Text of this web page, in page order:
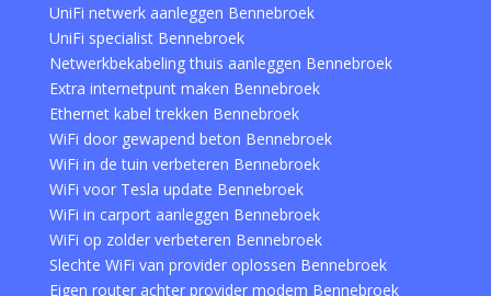
UniFi netwerk aanleggen Bennebroek
UniFi specialist Bennebroek
Netwerkbekabeling thuis aanleggen Bennebroek
Extra internetpunt maken Bennebroek
Ethernet kabel trekken Bennebroek
WiFi door gewapend beton Bennebroek
WiFi in de tuin verbeteren Bennebroek
WiFi voor Tesla update Bennebroek
WiFi in carport aanleggen Bennebroek
WiFi op zolder verbeteren Bennebroek
Slechte WiFi van provider oplossen Bennebroek
Eigen router achter provider modem Bennebroek